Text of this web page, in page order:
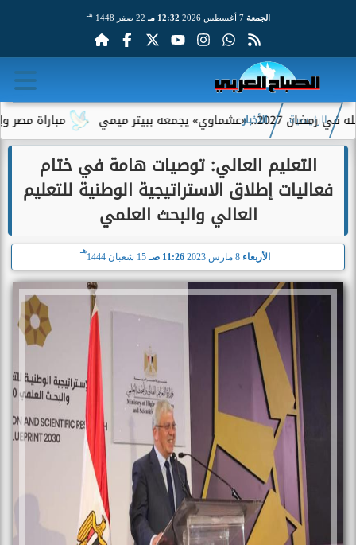
الجمعة 7 أغسطس 2026 12:32 مـ 22 صفر 1448 هـ
مباراة مصر وإسبانيا.. الرئيسية الأخبار
التعليم العالي: توصيات هامة في ختام
فعاليات إطلاق الاستراتيجية الوطنية للتعليم
العالي والبحث العلمي
الأربعاء 8 مارس 2023 11:26 صـ 15 شعبان 1444
هـ